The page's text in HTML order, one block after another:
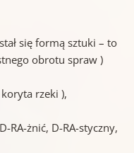
się formą sztuki – to
obrotu spraw )
rzeki ),
RA-żnić, D-RA-styczny,